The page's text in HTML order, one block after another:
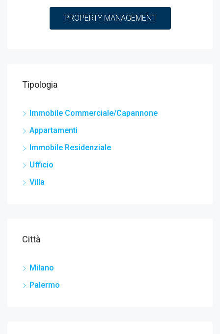
PROPERTY MANAGEMENT
Tipologia
Immobile Commerciale/Capannone
Appartamenti
Immobile Residenziale
Ufficio
Villa
Città
Milano
Palermo